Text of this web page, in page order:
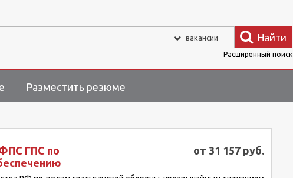
вакансии Найти
Расширенный поиск
Разместить резюме
ГПС по
от 31 157 руб.